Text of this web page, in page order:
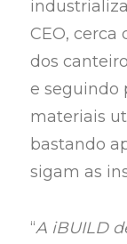
CEO, cerca
dos
e seguindo
materiais
bastando
sigam as
“A iBUILD